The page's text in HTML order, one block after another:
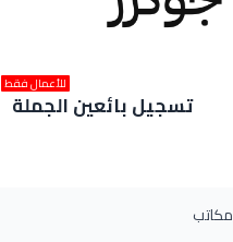
تسجيل بائعين الجملة
للأعمال فقط
مكاتب